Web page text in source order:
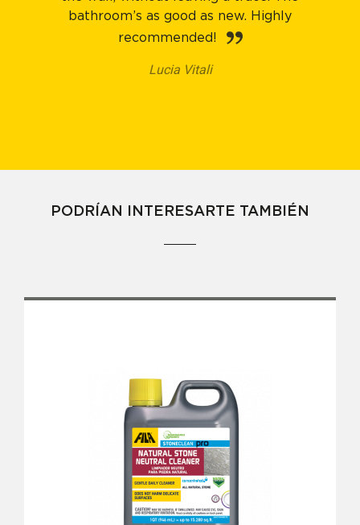
bathroom’s as good as new. Highly
recommended!
Lucia Vitali
PODRÍAN INTERESARTE TAMBIÉN